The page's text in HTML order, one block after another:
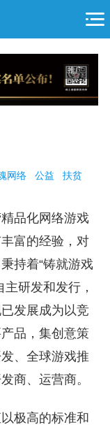
推广
网络 公益 扶贫
品化网络游戏
富的经验，对
持着“铸就游戏
研发和发行，
发展成为以竞
品，集创意策
、全球游戏推
商、运营商。
极高的标准和